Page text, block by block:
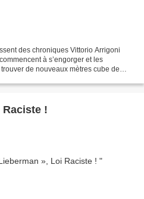
des chroniques Vittorio Arrigoni
à s’engorger et les
de nouveaux mètres cube de
!